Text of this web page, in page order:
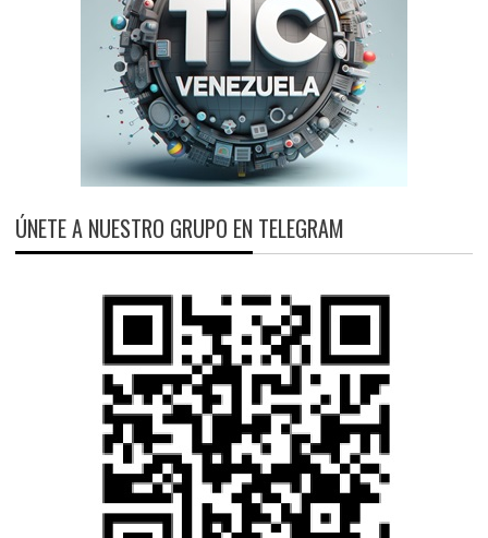
ÚNETE A NUESTRO GRUPO EN TELEGRAM